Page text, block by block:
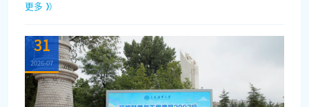
云副秘书长莅临指导，大连海事大学法学院院长朱作贤教授作为
欢迎辞，交通运输部海事局党组成员、副局长范永辉作总结讲
话。来自司法、行政、高校、法律行业自律组织、航运企业以及
广东、广西、...
更多
31
2026-07